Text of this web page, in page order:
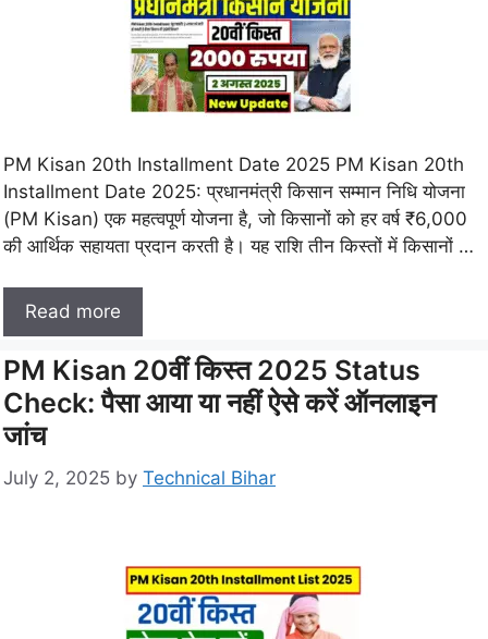
PM Kisan 20th Installment Date 2025 PM Kisan 20th
Installment Date 2025: प्रधानमंत्री किसान सम्मान निधि योजना
(PM Kisan) एक महत्वपूर्ण योजना है, जो किसानों को हर वर्ष ₹6,000
की आर्थिक सहायता प्रदान करती है। यह राशि तीन किस्तों में किसानों …
Read more
PM Kisan 20वीं किस्त 2025 Status
Check: पैसा आया या नहीं ऐसे करें ऑनलाइन
जांच
July 2, 2025 by Technical Bihar